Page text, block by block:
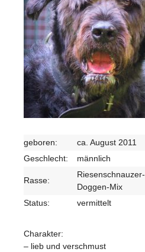
geboren:
ca. August 2011
Geschlecht:
männlich
Rasse:
Riesenschnauzer-
Doggen-Mix
Status:
vermittelt
Charakter:
– lieb und verschmust